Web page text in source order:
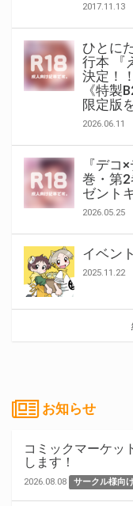
2017.11.13
ひとに
行本 『
決定！
《特製
限定版
2026.06.11
『デコ
巻・第
ゼント
2026.05.25
イベン
2025.11.22
お知らせ
コミックマーケッ
します！
2026.08.08 サークル様向